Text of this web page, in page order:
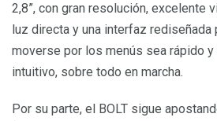
2,8”, con gran resolución, excelente
luz directa y una interfaz rediseñada
moverse por los menús sea rápido
intuitivo, sobre todo en marcha.
Por su parte, el BOLT sigue